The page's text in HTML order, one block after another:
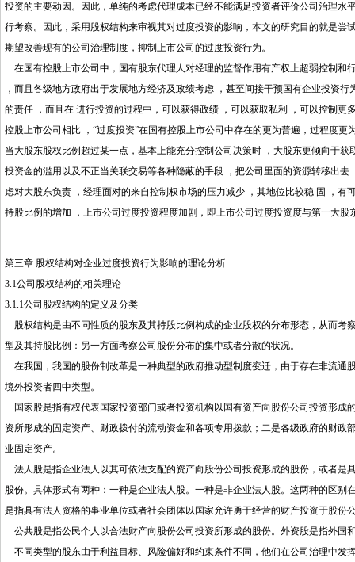
投资的主要动因。因此，单纯的考虑代理成本已经不能满足投资者评价公司治理
行考察。因此，采用股权结构来审视其对过度投资的影响，本文的研究目的就是
期望改善现有的公司治理制度，抑制上市公司的过度投资行为。
在国有控股上市公司中，国有股东代理人对经理的监督作用有产权上超弱控制和
，而且各级地方政府出于发展地方经济及政绩考虑 ，甚至间接干预国有企业投资
的责任 ，而且在 进行投资的过程中，可以获得政绩 ，可以获取私利 ，可以控制
控股上市公司相比 ，“过度投资”在国有控股上市公司中存在的更为普遍，过程度
当大股东股权比例超过某一点，基本上能充分控制公司决策时 ，大股东更倾向于
投资金的滥用以及不正当关联交易等各种隐蔽的手段 ，把公司里面的资源转移出
虑对大股东负责 ，经理面对的来自控制权市场的压力减少 ，其地位比较稳 固 ，
持股比例的增加 ，上市公司过度投资程度加剧，即上市公司过度投资度与第一大股
第三章 股权结构对企业过度投资行为影响的理论分析
3.1公司股权结构的相关理论
3.1.1公司股权结构的定义及分类
股权结构是由不同性质的股东及其持股比例构成的企业股权的分布形态，从而考
型及其持股比例：另一方面考察公司股份分布的集中或者分散的状况。
在我国，我国的股份制改革是一种典型的政府推动型制度变迁，由于存在非流通
境外投资者四中类型。
国家股是指有权代表国家投资部门或者投资机构以国有资产向股份公司投资形成
资所形成的固定资产、财政拨付的流动资金和各项专用拨款；二是各级政府的财
业固定资产。
法人股是指企业法人以其可依法支配的资产向股份公司投资形成的股份，或者是
股份。具体形式有两种：一种是企业法人股。一种是非企业法人股。这两种的区
是指具有法人资格的事业单位或者社会团体以国家允许勇于经营的财产投资于股份
公共股是指公民个人以合法财产向股份公司投资所形成的股份。外资股是指外国
不同类型的股东由于利益目标、风险偏好和约束条件不同，他们在公司治理中发